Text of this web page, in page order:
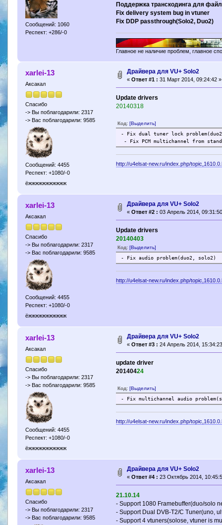
Сообщений: 1060
Респект: +286/-0
Поддержка транскодинга для
Fix delivery system bug in vtuner
Fix DDP passthrough(Solo2, Duo2)
Главное не наличие проблем, главное
xarlei-13
Аксакал
Спасибо
-> Вы поблагодарили: 2317
-> Вас поблагодарили: 9585
Сообщений: 4455
Респект: +1080/-0
ёжжжжжжжжжжж
Драйвера для VU+ Solo2
« Ответ #1 : 31 Март 2014, 09:24:42 »
Update drivers
20140318
Код:[Выделить]
- Fix dual tuner lock
- Fix PCM multichannel from
http://u4elsat-new.ru/index.php/
xarlei-13
Аксакал
Спасибо
-> Вы поблагодарили: 2317
-> Вас поблагодарили: 9585
Сообщений: 4455
Респект: +1080/-0
ёжжжжжжжжжжж
Драйвера для VU+ Solo2
« Ответ #2 : 03 Апрель 2014,
Update drivers
20140403
Код:[Выделить]
- Fix audio problem(duo2, solo2)
http://u4elsat-new.ru/index.php/
xarlei-13
Аксакал
Спасибо
-> Вы поблагодарили: 2317
-> Вас поблагодарили: 9585
Сообщений: 4455
Респект: +1080/-0
ёжжжжжжжжжжж
Драйвера для VU+ Solo2
« Ответ #3 : 24 Апрель 2014,
update driver
20140424
Код:[Выделить]
- Fix multichannel audio
http://u4elsat-new.ru/index.php/
xarlei-13
Аксакал
Спасибо
-> Вы поблагодарили: 2317
-> Вас поблагодарили: 9585
Драйвера для VU+ Solo2
« Ответ #4 : 23 Октябрь 2014,
21.10.14
- Support 1080 Framebuffer(duo/solo
- Support Dual DVB-T2/C Tuner(uno,
- Support 4 vtuners(solose, vtuner is